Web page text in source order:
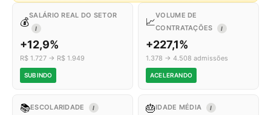
💰
SALÁRIO REAL DO SETOR
I
+12,9%
R$ 1.727 → R$ 1.949
SUBINDO
📈
VOLUME DE
CONTRATAÇÕES
I
+227,1%
1.378 → 4.508 admissões
ACELERANDO
📚ESCOLARIDADE I 🎂IDADE MÉDIA I